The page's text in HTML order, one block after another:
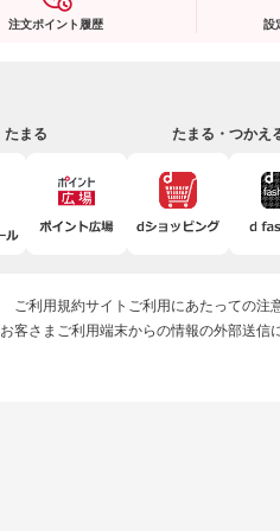
注文ポイント履歴 設
たまる たまる・つかえ
ご利用規約サイトご利用にあたっての注
お客さまご利用端末からの情報の外部送信